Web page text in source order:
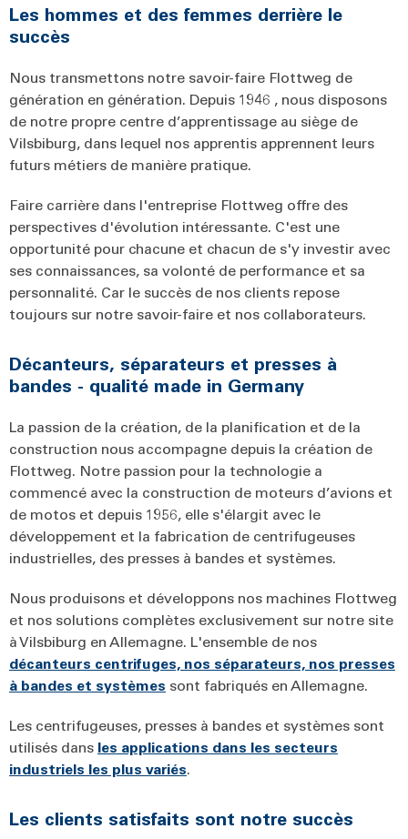
Les hommes et des femmes derrière le
succès
Nous transmettons notre savoir-faire Flottweg de
génération en génération. Depuis 1946 , nous disposons
de notre propre centre d’apprentissage au siège de
Vilsbiburg, dans lequel nos apprentis apprennent leurs
futurs métiers de manière pratique.
Faire carrière dans l'entreprise Flottweg offre des
perspectives d'évolution intéressante. C'est une
opportunité pour chacune et chacun de s'y investir avec
ses connaissances, sa volonté de performance et sa
personnalité. Car le succès de nos clients repose
toujours sur notre savoir-faire et nos collaborateurs.
Décanteurs, séparateurs et presses à
bandes - qualité made in Germany
La passion de la création, de la planification et de la
construction nous accompagne depuis la création de
Flottweg. Notre passion pour la technologie a
commencé avec la construction de moteurs d’avions et
de motos et depuis 1956, elle s'élargit avec le
développement et la fabrication de centrifugeuses
industrielles, des presses à bandes et systèmes.
Nous produisons et développons nos machines Flottweg
et nos solutions complètes exclusivement sur notre site
à Vilsbiburg en Allemagne. L'ensemble de nos
décanteurs centrifuges, nos séparateurs, nos presses
à bandes et systèmes sont fabriqués en Allemagne.
Les centrifugeuses, presses à bandes et systèmes sont
utilisés dans les applications dans les secteurs
industriels les plus variés.
Les clients satisfaits sont notre succès